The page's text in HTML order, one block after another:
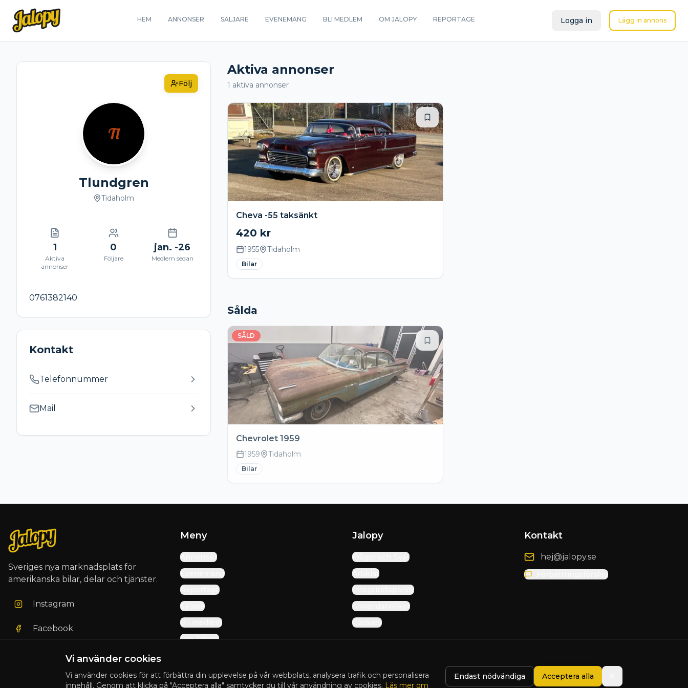
Vi använder cookies
Vi använder cookies för att förbättra din upplevelse på vår webbplats, analysera trafik och personalisera
innehåll. Genom att klicka på "Acceptera alla" samtycker du till vår användning av cookies. Läs mer om
Endast nödvändiga Acceptera alla
HEM ANNONSER SÄLJARE EVENEMANG BLI MEDLEM OM JALOPY REPORTAGE Logga in Lägg in annons
Följ
Tl
Tlundgren
Tidaholm
1
Aktiva
annonser
0
Följare
jan. -26
Medlem sedan
0761382140
Kontakt
Telefonnummer
Mail
Aktiva annonser
1 aktiva annonser
Cheva -55 taksänkt
420 kr
1955 Tidaholm
Bilar
Sålda
SÅLD
Chevrolet 1959
1959 Tidaholm
Bilar
Sveriges nya marknadsplats för
amerikanska bilar, delar och tjänster.
Instagram
Facebook
Meny
Annonser
Evenemang
Reportage
Säljare
Bli medlem
Om Jalopy
Jalopy
Frågor och Svar
Artiklar
Integritetspolicy
Användarvillkor
Cookies
Kontakt
hej@jalopy.se
Förbättringsförslag
© 2025 Jalopy. Alla rättigheter förbehållna. Presented by